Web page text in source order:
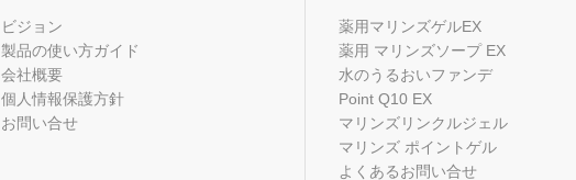
ビジョン
製品の使い方ガイド
会社概要
個人情報保護方針
お問い合せ
薬用マリンズゲルEX
薬用 マリンズソープ EX
水のうるおいファンデ
Point Q10 EX
マリンズリンクルジェル
マリンズ ポイントゲル
よくあるお問い合せ